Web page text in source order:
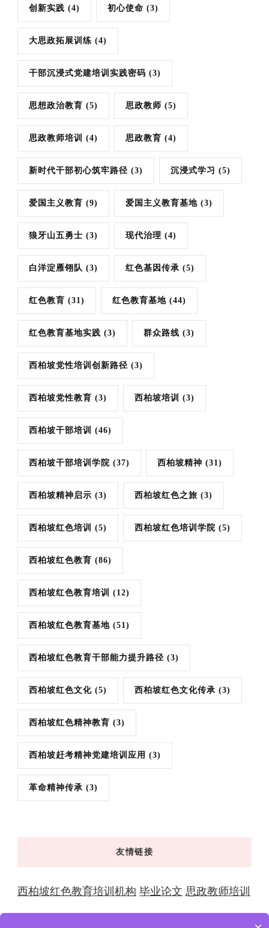
创新实践 (4) 初心使命 (3)
大思政拓展训练 (4)
干部沉浸式党建培训实践密码 (3)
思想政治教育 (5) 思政教师 (5)
思政教师培训 (4) 思政教育 (4)
新时代干部初心筑牢路径 (3) 沉浸式学习 (5)
爱国主义教育 (9) 爱国主义教育基地 (3)
狼牙山五勇士 (3) 现代治理 (4)
白洋淀雁翎队 (3) 红色基因传承 (5)
红色教育 (31) 红色教育基地 (44)
红色教育基地实践 (3) 群众路线 (3)
西柏坡党性培训创新路径 (3)
西柏坡党性教育 (3) 西柏坡培训 (3)
西柏坡干部培训 (46)
西柏坡干部培训学院 (37) 西柏坡精神 (31)
西柏坡精神启示 (3) 西柏坡红色之旅 (3)
西柏坡红色培训 (5) 西柏坡红色培训学院 (5)
西柏坡红色教育 (86)
西柏坡红色教育培训 (12)
西柏坡红色教育基地 (51)
西柏坡红色教育干部能力提升路径 (3)
西柏坡红色文化 (5) 西柏坡红色文化传承 (3)
西柏坡红色精神教育 (3)
西柏坡赶考精神党建培训应用 (3)
革命精神传承 (3)
友情链接
西柏坡红色教育培训机构 毕业论文 思政教师培训